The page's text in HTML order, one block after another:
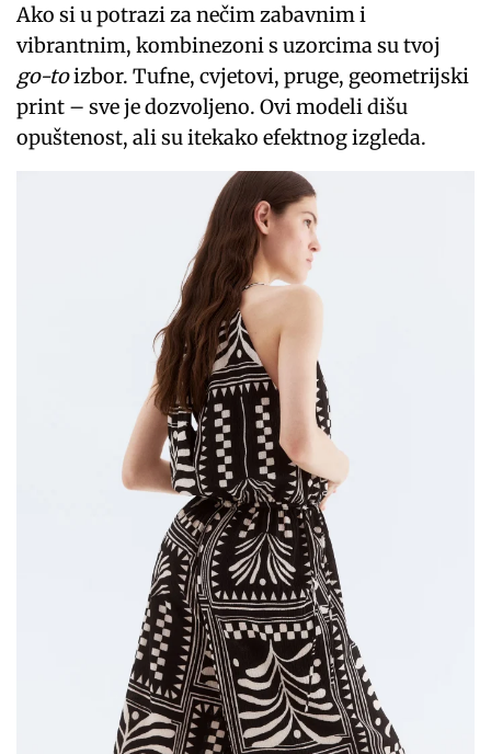
Ako si u potrazi za nečim zabavnim i
vibrantnim, kombinezoni s uzorcima su tvoj
go-toizbor. Tufne, cvjetovi, pruge, geometrijski
print – sve je dozvoljeno. Ovi modeli dišu
opuštenost, ali su itekako efektnog izgleda.